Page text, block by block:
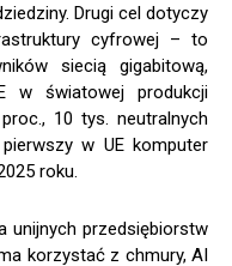
Drugi cel dotyczy
cyfrowej – to
siecią gigabitową,
w światowej produkcji
10 tys. neutralnych
w UE komputer
roku.
unijnych przedsiębiorstw
korzystać z chmury, AI